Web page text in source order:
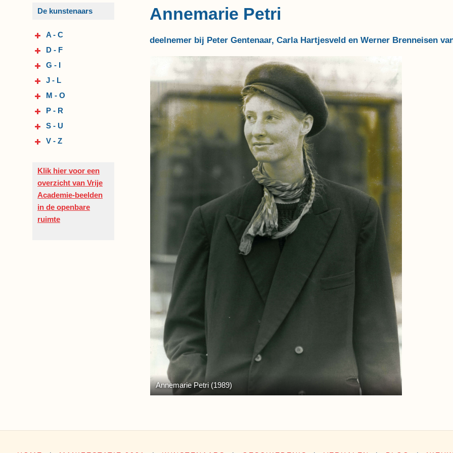
Annemarie Petri
deelnemer bij Peter Gentenaar, Carla Hartjesveld en Werner Brenneisen
Annemarie Petri (1989)
De kunstenaars
A - C
D - F
G - I
J - L
M - O
P - R
S - U
V - Z
Klik hier voor een
overzicht van Vrije
Academie-beelden
in de openbare
ruimte